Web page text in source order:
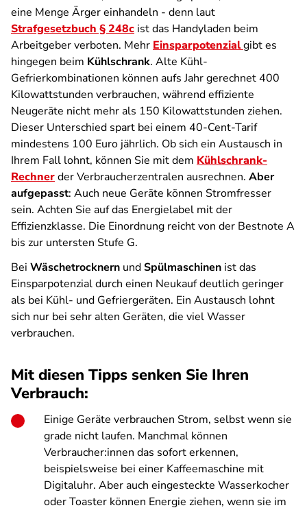
eine Menge Ärger einhandeln - denn laut
Strafgesetzbuch § 248c ist das Handyladen beim
Arbeitgeber verboten. Mehr Einsparpotenzialgibt es
hingegen beim Kühlschrank. Alte Kühl-
Gefrierkombinationen können aufs Jahr gerechnet 400
Kilowattstunden verbrauchen, während effiziente
Neugeräte nicht mehr als 150 Kilowattstunden ziehen.
Dieser Unterschied spart bei einem 40-Cent-Tarif
mindestens 100 Euro jährlich. Ob sich ein Austausch in
Ihrem Fall lohnt, können Sie mit dem Kühlschrank-
Rechnerder Verbraucherzentralen ausrechnen. Aber
aufgepasst: Auch neue Geräte können Stromfresser
sein. Achten Sie auf das Energielabel mit der
Effizienzklasse. Die Einordnung reicht von der Bestnote A
bis zur untersten Stufe G.
Bei Wäschetrocknern undSpülmaschinen ist das
Einsparpotenzial durch einen Neukauf deutlich geringer
als bei Kühl- und Gefriergeräten. Ein Austausch lohnt
sich nur bei sehr alten Geräten, die viel Wasser
verbrauchen.
Mit diesen Tipps senken Sie Ihren
Verbrauch:
Einige Geräte verbrauchen Strom, selbst wenn sie
grade nicht laufen. Manchmal können
Verbraucher:innen das sofort erkennen,
beispielsweise bei einer Kaffeemaschine mit
Digitaluhr. Aber auch eingesteckte Wasserkocher
oder Toaster können Energie ziehen, wenn sie im